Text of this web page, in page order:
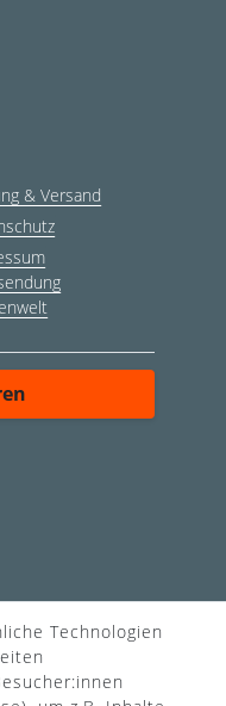
& Versand
Technologien